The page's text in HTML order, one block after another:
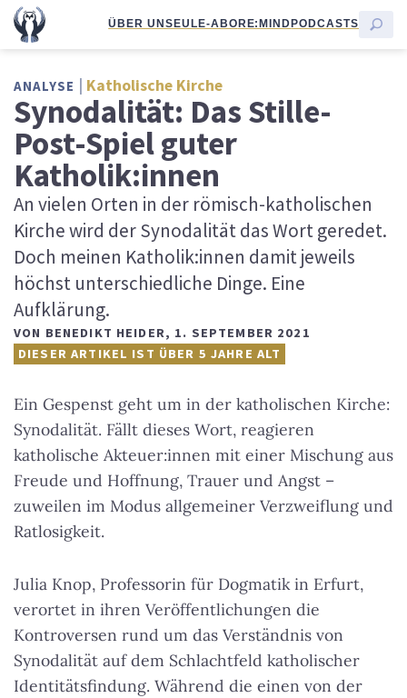
ÜBER UNSEULE-ABORE:MINDPODCASTS
ANALYSE Katholische Kirche
Synodalität: Das Stille-
Post-Spiel guter
Katholik:innen
An vielen Orten in der römisch-katholischen
Kirche wird der Synodalität das Wort geredet.
Doch meinen Katholik:innen damit jeweils
höchst unterschiedliche Dinge. Eine
Aufklärung.
VON BENEDIKT HEIDER, 1. SEPTEMBER 2021
DIESER ARTIKEL IST ÜBER 5 JAHRE ALT
Ein Gespenst geht um in der katholischen Kirche:
Synodalität. Fällt dieses Wort, reagieren
katholische Akteuer:innen mit einer Mischung aus
Freude und Hoffnung, Trauer und Angst –
zuweilen im Modus allgemeiner Verzweiflung und
Ratlosigkeit.
Julia Knop, Professorin für Dogmatik in Erfurt,
verortet in ihren Veröffentlichungen die
Kontroversen rund um das Verständnis von
Synodalität auf dem Schlachtfeld katholischer
Identitätsfindung. Während die einen von der